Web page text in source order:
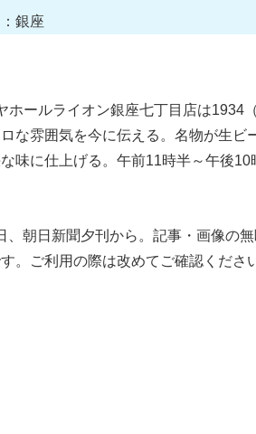
：銀座
ールライオン銀座七丁目店は1934
な雰囲気を今に伝える。名物が生
味に仕上げる。午前11時半～午後10
、朝日新聞夕刊から。記事・画像の
。ご利用の際は改めてご確認くださ